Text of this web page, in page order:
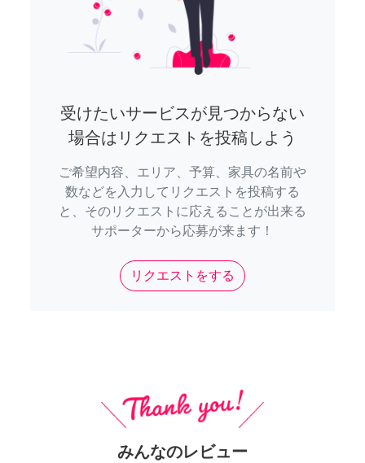
受けたいサービスが見つからない
場合はリクエストを投稿しよう
ご希望内容、エリア、予算、家具の名前や
数などを入力してリクエストを投稿する
と、そのリクエストに応えることが出来る
サポーターから応募が来ます！
リクエストをする
みんなのレビュー